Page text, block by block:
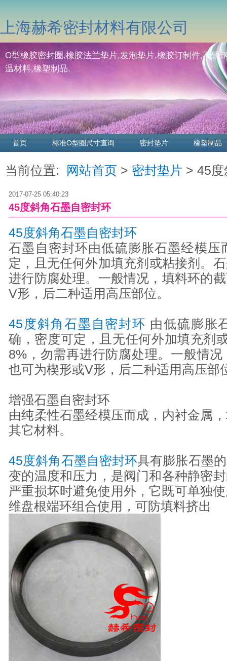
上海赫希密封材料有限公司
O型橡胶密封圈,橡胶法兰垫片,发泡垫片,橡胶订制件,不锈
温材料,橡塑制品.
首页 标准O型圈尺寸查询 密封垫片 橡塑制品
当前位置: 网站首页 > 密封垫片 > 45
2017-07-25 05:40:23
45度斜角石墨自密封环
45度斜角石墨自密封环
石墨自密封环由低硫膨胀石墨经模压
定，且无任何外加填充剂或粘接剂。
进行防腐处理。一般情况，填料环的
V形，后二种适用高压部位。
45度斜角石墨自密封环 由低硫膨胀
确，密度可定，且无任何外加填充剂
8%，勿需再进行防腐处理。一般情
也可为楔形或V形，后二种适用高压部
增强石墨自密封环
由纯柔性石墨经模压而成，内衬金属
其它材料。
45度斜角石墨自密封环具有膨胀石墨
变的温度和压力，是阀门和各种静密
严重损坏时避免使用外，它既可单独
维盘根端环组合使用，可防填料挤出